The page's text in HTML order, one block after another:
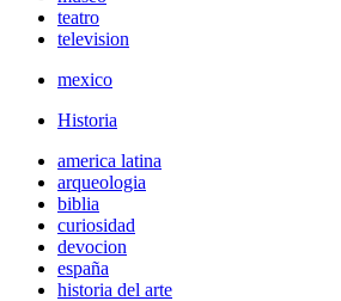
teatro
television
mexico
Historia
america latina
arqueologia
biblia
curiosidad
devocion
españa
historia del arte